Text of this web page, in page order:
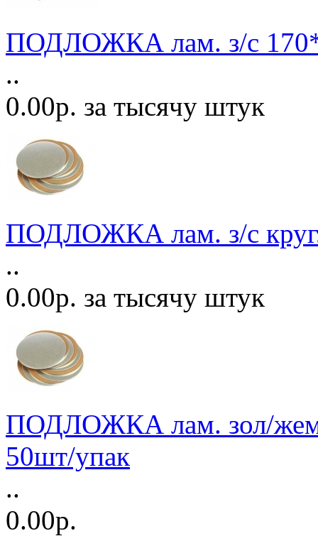
ПОДЛОЖКА лам. з/с
..
0.00р. за тысячу штук
ПОДЛОЖКА лам. з/с
..
0.00р. за тысячу штук
ПОДЛОЖКА лам. зол/
50шт/упак
..
0.00р.